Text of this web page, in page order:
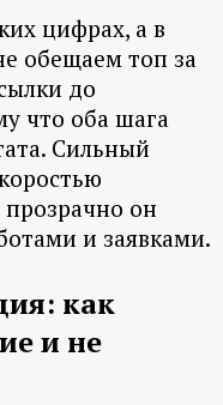
цифрах, а в
обещаем топ за
до
что оба шага
Сильный
он
и заявками.
как
и не